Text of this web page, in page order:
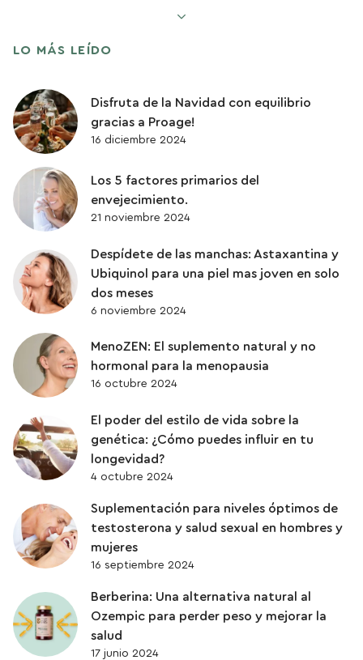
ENVEJECIMIENTO SALUDABLE
PROTEINAS
QUERCETINA
SENESCENCIA
SISTEMA DIGESTIVO
SUPLEMENTACIÓN
UBIQUINOL
VITAMINAS
ZINC
LO MÁS LEÍDO
Disfruta de la Navidad con equilibrio
gracias a Proage!
16 diciembre 2024
Los 5 factores primarios del
envejecimiento.
21 noviembre 2024
Despídete de las manchas: Astaxantina y
Ubiquinol para una piel mas joven en solo
dos meses
6 noviembre 2024
MenoZEN: El suplemento natural y no
hormonal para la menopausia
16 octubre 2024
El poder del estilo de vida sobre la
genética: ¿Cómo puedes influir en tu
longevidad?
4 octubre 2024
Suplementación para niveles óptimos de
testosterona y salud sexual en hombres y
mujeres
16 septiembre 2024
Berberina: Una alternativa natural al
Ozempic para perder peso y mejorar la
salud
17 junio 2024